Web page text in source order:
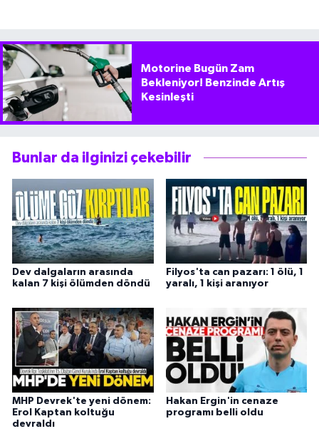
Motorine Bugün Zam
Bekleniyor! Benzinde Artış
Kesinleşti
Bunlar da ilginizi çekebilir
Dev dalgaların arasında
kalan 7 kişi ölümden döndü
Filyos'ta can pazarı: 1 ölü, 1
yaralı, 1 kişi aranıyor
MHP Devrek'te yeni dönem:
Erol Kaptan koltuğu
devraldı
Hakan Ergin'in cenaze
programı belli oldu